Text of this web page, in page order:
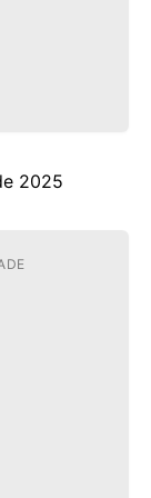
2025